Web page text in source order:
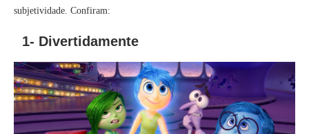
subjetividade. Confiram:
1- Divertidamente